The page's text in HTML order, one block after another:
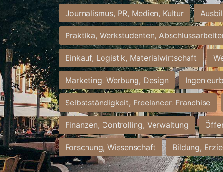
Journalismus, PR, Medien, Kultur
Praktika, Werkstudenten,
Einkauf, Logistik, Materialwirtschaft
Marketing, Werbung, Design
Selbstständigkeit, Freelancer, Franchise
Finanzen, Controlling, Verwaltung
Forschung, Wissenschaft Bildung,